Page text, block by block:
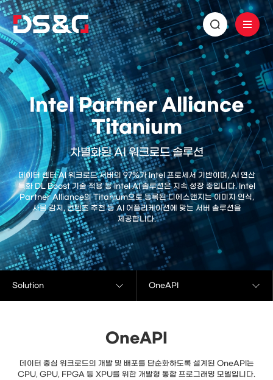
Intel Partner Alliance
Titanium
차별화된 AI 워크로드 솔루션
데이터 센터 AI 워크로드 서버의 97%가 Intel 프로세서 기반이며, AI 연산
특화 DL Boost 기술 적용 등 Intel AI 솔루션은 지속 성장 중입니다. Intel
Partner Alliance의 Titanium으로 등록된 디에스앤지는 이미지 인식,
사물 감지, 컨텐츠 추천 등 AI 어플리케이션에 맞는 서버 솔루션을
제공합니다.
Solution OneAPI
OneAPI
데이터 중심 워크로드의 개발 및 배포를 단순화하도록 설계된 OneAPI는
CPU, GPU, FPGA 등 XPU를 위한 개발형 통합 프로그래밍 모델입니다.